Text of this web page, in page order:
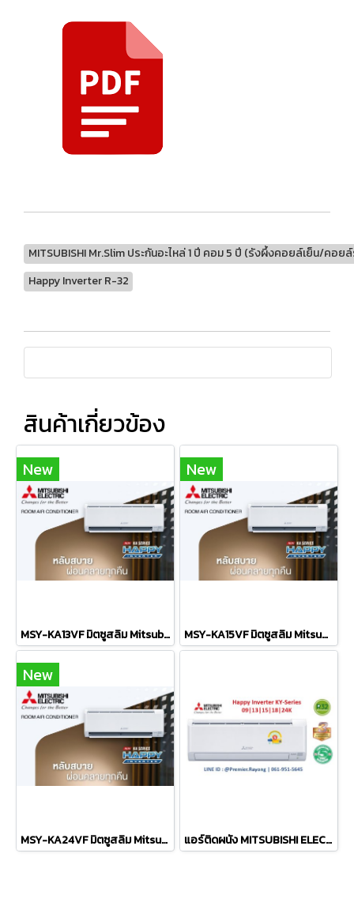
MITSUBISHI Mr.Slim ประกันอะไหล่ 1 ปี คอม 5 ปี (รังผึ้งคอยล์เย็น/คอย
Happy Inverter R-32
สินค้าเกี่ยวข้อง
New
MSY-KA13VF มิตซูสลิม Mitsubishi Electric แบบติดผนัง รุ่น Happy Inverter R-32 ขนาด 12,283BTU(3071-12966) เบอร์5 รีโมทไร้สาย 2026
New
MSY-KA15VF มิตซูสลิม Mitsubishi Electric แบบติดผนัง รุ่น Happy Inverter R-32 ขนาด 15,013BTU(4094-15013) เบอร์5 รีโมทไร้สาย 2026
New
MSY-KA24VF มิตซูสลิม Mitsubishi Electric แบบติดผนัง รุ่น Happy Inverter R-32 ขนาด 21,154BTU(5459-21154) เบอร์5 รีโมทไร้สาย 2026 แอร์ติดผนัง MITSUBISHI ELECTRIC Mr.Slim แบบติดผนัง รุ่น MSY-KY09VF KY-Series Happy Inverter R-32 ขนาด 9,212BTU#5 (2,730-9,895) รีโมทไร้สาย พร้อมติดตั้ง